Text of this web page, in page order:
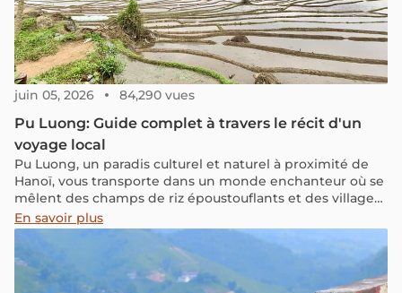
juin 05, 2026 84,290 vues
Pu Luong: Guide complet à travers le récit d'un
voyage local
Pu Luong, un paradis culturel et naturel à proximité de
Hanoï, vous transporte dans un monde enchanteur où se
mêlent des champs de riz époustouflants et des villages
ethniques pittoresques, nichés au pied de majestueuses
montagnes. Cet article, tel un récit de voyage
authentique, vous aide à découvrir de bonnes idées et
des informations pratiques pour que votre voyage à Pu
Luong soit parfait.
En savoir plus